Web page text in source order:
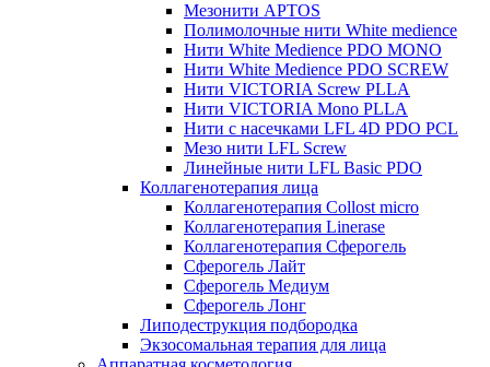
Мезонити APTOS
Полимолочные нити White medience
Нити White Medience PDO MONO
Нити White Medience PDO SCREW
Нити VICTORIA Screw PLLA
Нити VICTORIA Mono PLLA
Нити с насечками LFL 4D PDO PCL
Мезо нити LFL Screw
Линейные нити LFL Basic PDO
Коллагенотерапия лица
Коллагенотерапия Collost micro
Коллагенотерапия Linerase
Коллагенотерапия Сферогель
Сферогель Лайт
Сферогель Медиум
Сферогель Лонг
Липодеструкция подбородка
Экзосомальная терапия для лица